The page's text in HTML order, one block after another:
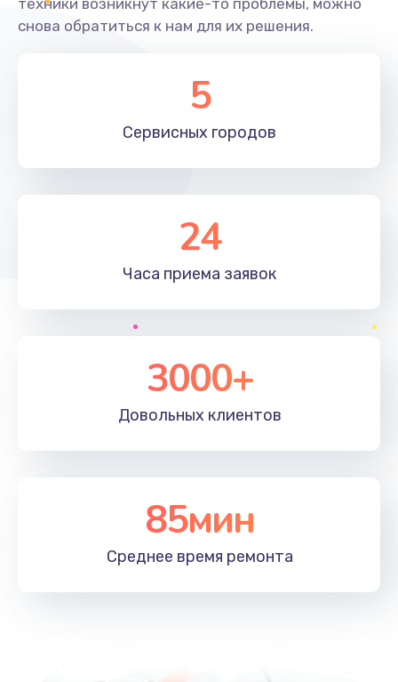
техники возникнут какие-то проблемы, можно
снова обратиться к нам для их решения.
5
Сервисных городов
24
Часа приема заявок
3000+
Довольных клиентов
85мин
Среднее время ремонта